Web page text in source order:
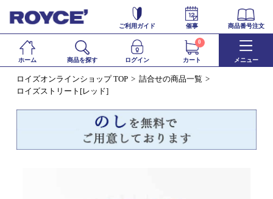
ご利用ガイド 催事 商品番号注文
ホーム 商品を探す ログイン カート
0
メニュー
ロイズオンラインショップ TOP
詰合せの商品一覧
ロイズストリート[レッド]